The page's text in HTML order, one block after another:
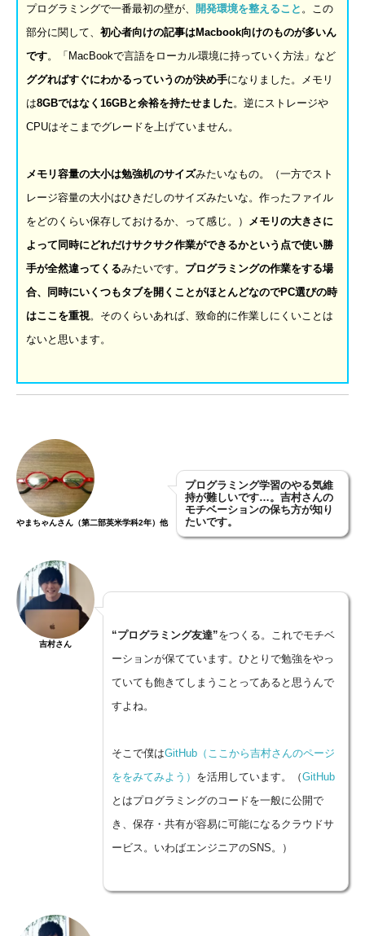
プログラミングで一番最初の壁が、 開発環境を整えること 。この
部分に関して、 初心者向けの記事はMacbook向けのものが多いん
です。「MacBookで言語をローカル環境に持っていく方法」など
ググればすぐにわかるっていうのが決め手になりました。メモリ
は8GBではなく 16GBと余裕を持たせました 。逆にストレージや
CPUはそこまでグレードを上げていません。
メモリ容量の大小は勉強机のサイズみたいなもの。（一方でスト
レージ容量の大小はひきだしのサイズみたいな。作ったファイル
をどのくらい保存しておけるか、って感じ。）
メモリの大きさに
よって同時にどれだけサクサク作業ができるかという点で使い勝
手が全然違ってくるみたいです。 プログラミングの作業をする場
合、同時にいくつもタブを開くことがほとんどなのでPC選びの時
はここを重視。そのくらいあれば、致命的に作業しにくいことは
ないと思います。
やまちゃんさん（第二部英米学科2年）他
プログラミング学習のやる気維
持が難しいです…。吉村さんの
モチベーションの保ち方が知り
たいです。
吉村さん
“プログラミング友達”をつくる。これでモチベ
ーションが保てています。ひとりで勉強をやっ
ていても飽きてしまうことってあると思うんで
すよね。
そこで僕はGitHub（ここから吉村さんのページ
ををみてみよう） を活用しています。（GitHub
とはプログラミングのコードを一般に公開で
き、保存・共有が容易に可能になるクラウドサ
ービス。いわばエンジニアのSNS。）